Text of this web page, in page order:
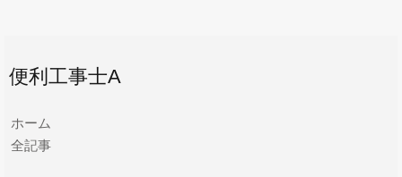
便利工事士A
ホーム
全記事